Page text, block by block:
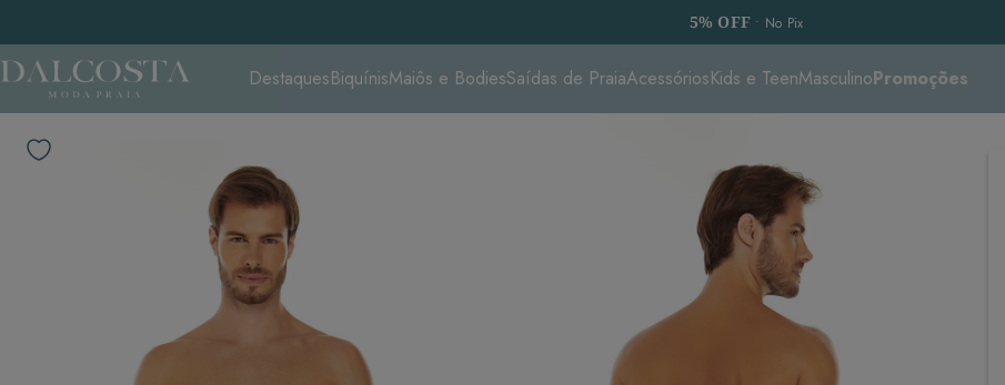
5% OFF • No Pix
DestaquesBiquínisMaiôs e BodiesSaídas de PraiaAcessóriosKids e TeenMasculinoPromoções